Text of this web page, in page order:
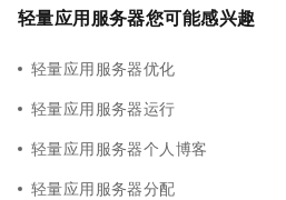
轻量应用服务器您可能感兴趣
轻量应用服务器优化
轻量应用服务器运行
轻量应用服务器个人博客
轻量应用服务器分配